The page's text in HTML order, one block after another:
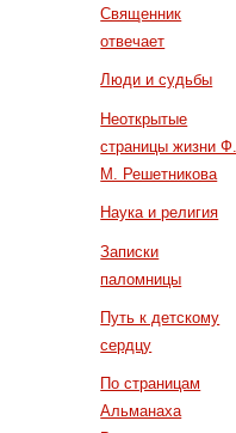
Священник
отвечает
Люди и судьбы
Неоткрытые
страницы жизни Ф.
М. Решетникова
Наука и религия
Записки
паломницы
Путь к детскому
сердцу
По страницам
Альманаха